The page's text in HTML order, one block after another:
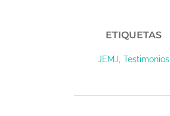
ETIQUETAS
JEMJ, Testimonios